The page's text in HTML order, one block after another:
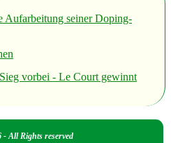
Aufarbeitung seiner Doping-
vorbei - Le Court gewinnt
- All Rights reserved